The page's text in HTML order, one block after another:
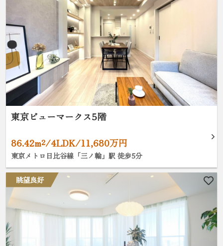
東京ビューマークス5階
86.42m²/4LDK/11,680万円
東京メトロ日比谷線「三ノ輪」駅 徒歩5分
眺望良好